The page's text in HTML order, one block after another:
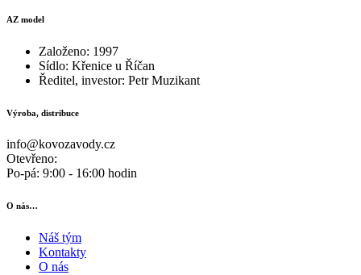
AZ model
Založeno: 1997
Sídlo: Křenice u Říčan
Ředitel, investor: Petr Muzikant
Výroba, distribuce
info@kovozavody.cz
Otevřeno:
Po-pá: 9:00 - 16:00 hodin
O nás…
Náš tým
Kontakty
O nás